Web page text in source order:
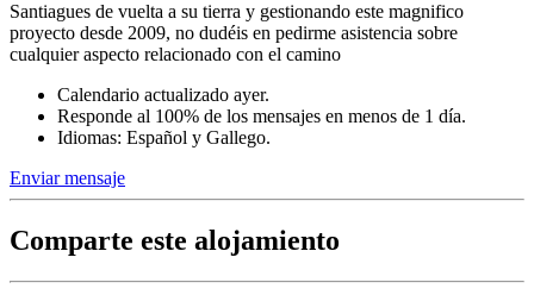
Santiagues de vuelta a su tierra y gestionando este magnifico
proyecto desde 2009, no dudéis en pedirme asistencia sobre
cualquier aspecto relacionado con el camino
Calendario actualizado ayer.
Responde al 100% de los mensajes en menos de 1 día.
Idiomas: Español y Gallego.
Enviar mensaje
Comparte este alojamiento